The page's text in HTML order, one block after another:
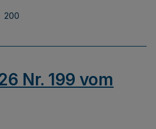
200
Nr. 199 vom